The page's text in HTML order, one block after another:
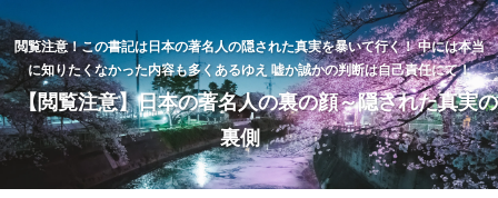
閲覧注意！この書記は日本の著名人の隠された真実を暴いて行く！ 中には本当
に知りたくなかった内容も多くあるゆえ 嘘か誠かの判断は自己責任にて！
【閲覧注意】日本の著名人の裏の顔～隠された真実の
裏側